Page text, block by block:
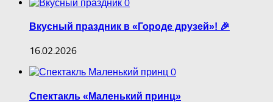
0
Вкусный праздник в «Городе друзей»! 🎉
16.02.2026
0
Спектакль «Маленький принц»